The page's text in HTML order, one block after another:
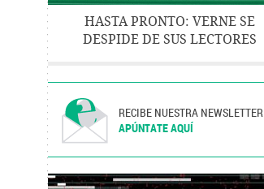
HASTA PRONTO: VERNE SE
DESPIDE DE SUS LECTORES
RECIBE NUESTRA NEWSLETTER
APÚNTATE AQUÍ